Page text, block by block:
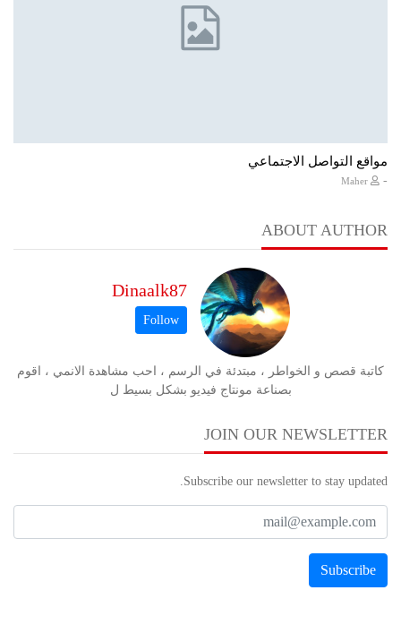
مواقع التواصل الاجتماعي
-
ABOUT AUTHOR
Dinaalk87
كاتبة قصص و الخواطر ، مبتدئة في الرسم ، احب مشاهدة الانمي ، اقوم
بصناعة مونتاج فيديو بشكل بسيط ل
JOIN OUR NEWSLETTER
Subscribe our newsletter to stay updated.